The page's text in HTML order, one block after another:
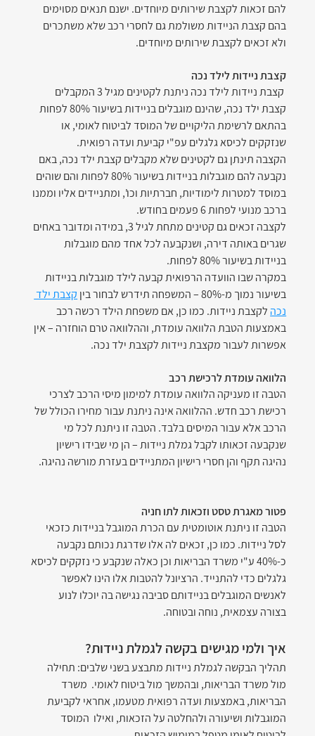
להם זכאות לקצבת שירותים מיוחדים. ישנם תנאים מסוימים
בהם קצבת הניידות משולמת גם לחסרי רכב שלא משתכרים
ולא זכאים לקצבת שירותים מיוחדים.
קצבת ניידות לילד נכה
קצבת ניידות לילד נכה ניתנת לקטינים מגיל 3 המקבלים
קצבת ילד נכה, שהינם מוגבלים בניידות בשיעור 80% לפחות
בהתאם לרשימת הליקויים של המוסד לביטוח לאומי, או
שנזקקים לכיסא גלגלים עפ"י קביעת ועדה רפואית.
הקצבה תינתן גם לקטינים שלא מקבלים קצבת ילד נכה, באם
נקבעה להם מוגבלות בניידות בשיעור 80% לפחות והם שוהים
במוסד למטרות לימודיות, חברתיות וכו', ומתניידים אליו וממנו
ברכב מנועי לפחות 6 פעמים בחודש.
לקצבה זכאים גם קטינים מתחת לגיל 3, במידה ומדובר באחים
שגרים באותה דירה, ושנקבעה לכל אחד מהם מוגבלות
בניידות בשיעור 80% לפחות.
במקרה שבו הוועדה הרפואית קבעה לילד מוגבלות בניידות
בשיעור נמוך מ-80% – המשפחה תידרש לבחור בין
קצבת ילד
נכה לקצבת ניידות. כמו כן, אם משפחת הילד רכשה רכב
באמצעות הטבת הלוואה עומדת, וההלוואה טרם הוחזרה – אין
אפשרות לעבור מקצבת ניידות לקצבת ילד נכה.
הלוואה עומדת לרכישת רכב
הטבה זו מעניקה הלוואה עומדת למימון מיסי הרכב לצרכי
רכישת רכב חדש. ההלוואה אינה ניתנת עבור מחירו הכולל של
הרכב אלא עבור המיסים בלבד. הטבה זו ניתנת לכל מי
שנקבעה זכאותו לקבל גמלת ניידות – הן מי שבידו רישיון
נהיגה תקף והן חסרי רישיון המתניידים בעזרת מורשה נהיגה.
פטור מאגרת טסט וזכאות לתו חניה
הטבה זו ניתנת אוטומטית עם הכרת המוגבל בניידות כזכאי
לסל ניידות. כמו כן, זכאים לה אלו שדרגת נכותם נקבעה
כ-40% ע"י משרד הבריאות וכן כאלה שנקבע כי נזקקים לכיסא
גלגלים כדי להתנייד. הרציונל להטבות אלו הינו לאפשר
לאנשים המוגבלים בניידותם סביבה נגישה בה יוכלו לנוע
בצורה עצמאית, נוחה ובטוחה.
איך ולמי מגישים בקשה לגמלת ניידות?
תהליך הבקשה לגמלת ניידות מתבצע בשני שלבים: תחילה
מול משרד הבריאות, ובהמשך מול ביטוח לאומי.  משרד
הבריאות, באמצעות ועדה רפואית מטעמו, אחראי לקביעת
המוגבלות ושיעורה ולהחלטה על הזכאות, ואילו  המוסד